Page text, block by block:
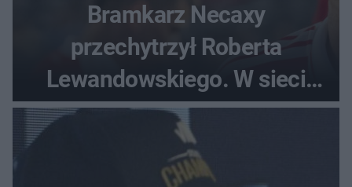
Bramkarz Necaxy
przechytrzył Roberta
Lewandowskiego. W sieci
krąży wideo z tego pojedynku